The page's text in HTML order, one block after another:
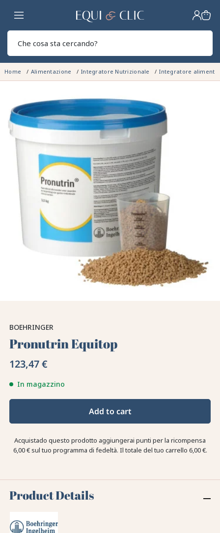
Casa
Home Alimentazione Integratore Nutrizionale Integratore
BOEHRINGER
Pronutrin Equitop
123,47 €
In magazzino
Add to cart
Acquistado questo prodotto aggiungerai punti per la ricompensa
6,00 €sul tuo programma di fedeltà. Il totale del tuo carrello 6,00 €.
Product Details